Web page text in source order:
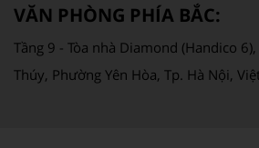
VĂN PHÒNG PHÍA BẮC:
Tầng 9 - Tòa nhà Diamond (Handico
Thúy, Phường Yên Hòa, Tp. Hà Nội,